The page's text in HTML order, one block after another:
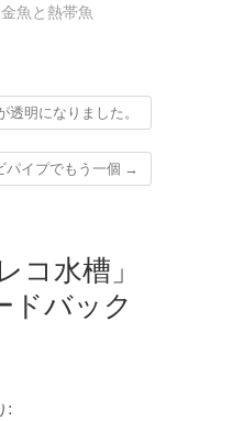
魚と熱帯魚
明になりました。
パイプでもう一個 →
コ水槽」
ドバック
: